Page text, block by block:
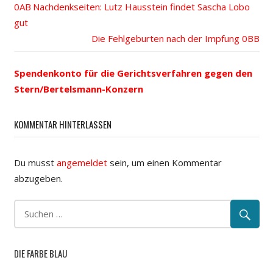
Beitrags-
Vorheriger
Nachdenkseiten: Lutz Hausstein findet Sascha Lobo
gut
Nächster
Die Fehlgeburten nach der Impfung
Spendenkonto für die Gerichtsverfahren gegen den
Stern/Bertelsmann-Konzern
KOMMENTAR HINTERLASSEN
Du musst angemeldetsein, um einen Kommentar
abzugeben.
DIE FARBE BLAU